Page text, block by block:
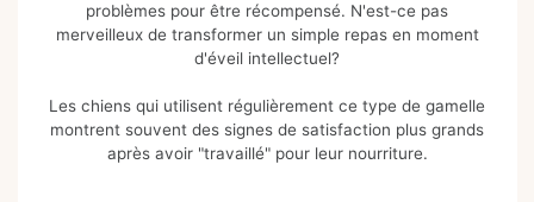
problèmes pour être récompensé. N'est-ce pas
merveilleux de transformer un simple repas en moment
d'éveil intellectuel?
Les chiens qui utilisent régulièrement ce type de gamelle
montrent souvent des signes de satisfaction plus grands
après avoir "travaillé" pour leur nourriture.